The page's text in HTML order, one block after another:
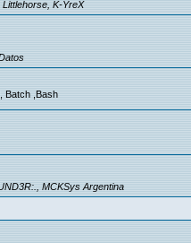
Littlehorse K-YreX
Batch ,Bash
MCKSys Argentina